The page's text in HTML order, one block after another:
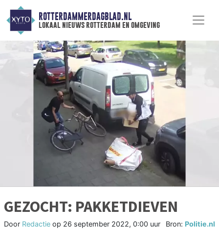
ROTTERDAMMERDAGBLAD.NL
lokaal nieuws rotterdam en omgeving
GEZOCHT: PAKKETDIEVEN
Door Redactie op 26 september 2022, 0:00 uur Bron: Politie.nl